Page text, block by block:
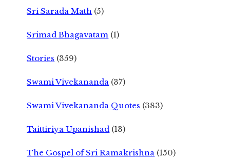
Sri Sarada Math (5)
Srimad Bhagavatam (1)
Stories (359)
Swami Vivekananda (37)
Swami Vivekananda Quotes (383)
Taittiriya Upanishad (13)
The Gospel of Sri Ramakrishna (150)